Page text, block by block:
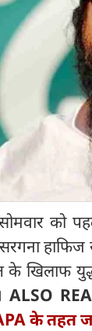
सोमवार को
हाफिज
खिलाफ
ALSO
के तहत